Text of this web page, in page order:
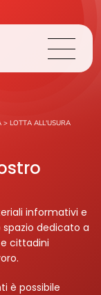
> LOTTA ALL'USURA
informativi e
dedicato a
cittadini
è possibile